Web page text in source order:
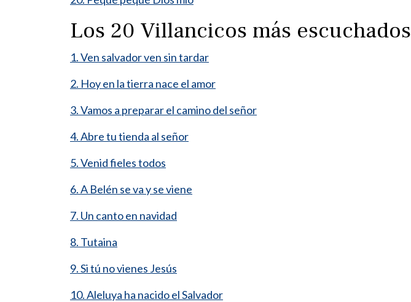
Los 20 Villancicos más escuchados
1. Ven salvador ven sin tardar
2. Hoy en la tierra nace el amor
3. Vamos a preparar el camino del señor
4. Abre tu tienda al señor
5. Venid fieles todos
6. A Belén se va y se viene
7. Un canto en navidad
8. Tutaina
9. Si tú no vienes Jesús
10. Aleluya ha nacido el Salvador